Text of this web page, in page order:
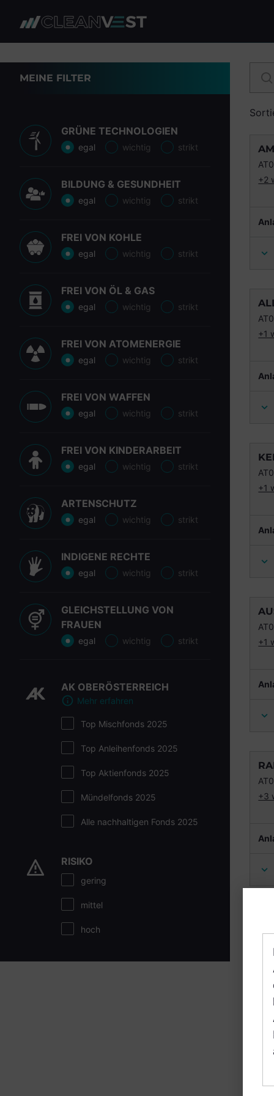
MEINE FILTER
GRÜNE TECHNOLOGIEN
egal wichtig strikt
BILDUNG & GESUNDHEIT
egal wichtig strikt
FREI VON KOHLE
egal wichtig strikt
FREI VON ÖL & GAS
egal wichtig strikt
FREI VON ATOMENERGIE
egal wichtig strikt
FREI VON WAFFEN
egal wichtig strikt
FREI VON KINDERARBEIT
egal wichtig strikt
ARTENSCHUTZ
egal wichtig strikt
INDIGENE RECHTE
egal wichtig strikt
GLEICHSTELLUNG VON
FRAUEN
egal wichtig strikt
AK OBERÖSTERREICH
Mehr erfahren
Top Mischfonds 2025
Top Anleihenfonds 2025
Top Aktienfonds 2025
Mündelfonds 2025
Alle nachhaltigen Fonds 2025
RISIKO
gering
mittel
hoch
+2
+1
+1
+1
+3